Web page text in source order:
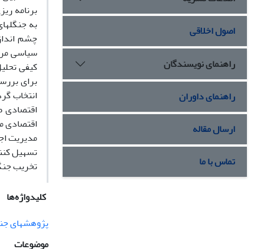
برنامه
به
چشم
سیاسی
اقتصادی
اقتصادی
مدیریت
تسهیل
تخریب
کلیدواژه‌ها
پژوهش‍های
موضوعات
اصول اخلاقی
راهنمای نویسندگان
راهنمای داوران
ارسال مقاله
تماس با ما